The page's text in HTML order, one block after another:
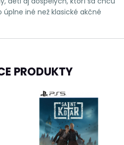
iné než klasické akčné
PRODUKTY